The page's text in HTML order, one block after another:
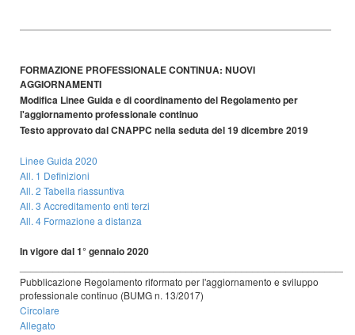
FORMAZIONE PROFESSIONALE CONTINUA: NUOVI
AGGIORNAMENTI
Modifica Linee Guida e di coordinamento del Regolamento per
l'aggiornamento professionale continuo
Testo approvato dal CNAPPC nella seduta del 19 dicembre 2019
Linee Guida 2020
All. 1 Definizioni
All. 2 Tabella riassuntiva
All. 3 Accreditamento enti terzi
All. 4 Formazione a distanza
In vigore dal 1° gennaio 2020
Pubblicazione Regolamento riformato per l'aggiornamento e sviluppo
professionale continuo (BUMG n. 13/2017)
Circolare
Allegato